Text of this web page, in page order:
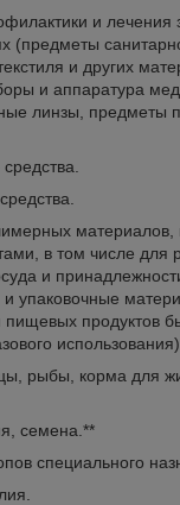
и лечения
(предметы
и других
и аппаратура
линзы, предметы
материалов,
в том числе для
и
и упаковочные
пищевых продуктов
рыбы, корма для
семена.**
специального